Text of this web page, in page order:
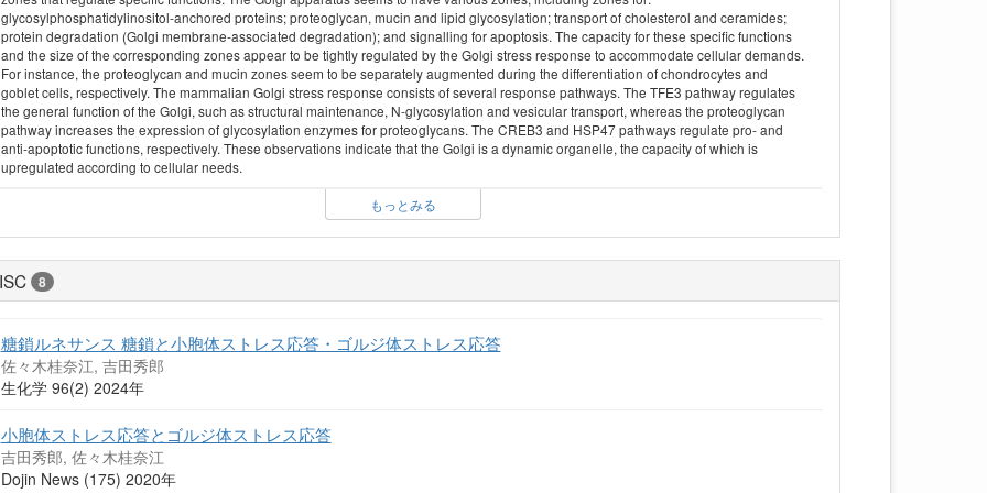
glycosylphosphatidylinositol-anchored proteins; proteoglycan, mucin and lipid glycosylation; transport of cholesterol and ceramides;
protein degradation (Golgi membrane-associated degradation); and signalling for apoptosis. The capacity for these specific functions
and the size of the corresponding zones appear to be tightly regulated by the Golgi stress response to accommodate cellular demands.
For instance, the proteoglycan and mucin zones seem to be separately augmented during the differentiation of chondrocytes and
goblet cells, respectively. The mammalian Golgi stress response consists of several response pathways. The TFE3 pathway regulates
the general function of the Golgi, such as structural maintenance, N-glycosylation and vesicular transport, whereas the proteoglycan
pathway increases the expression of glycosylation enzymes for proteoglycans. The CREB3 and HSP47 pathways regulate pro- and
anti-apoptotic functions, respectively. These observations indicate that the Golgi is a dynamic organelle, the capacity of which is
upregulated according to cellular needs.
もっとみる
8
糖鎖ルネサンス 糖鎖と小胞体ストレス応答・ゴルジ体ストレス応答
佐々木桂奈江, 吉田秀郎
生化学 96(2) 2024年
小胞体ストレス応答とゴルジ体ストレス応答
吉田秀郎, 佐々木桂奈江
Dojin News (175) 2020年